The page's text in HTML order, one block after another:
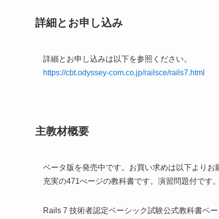
詳細とお申し込み
詳細とお申し込みは以下を参照ください。
https://cbt.odyssey-com.co.jp/railsce/rails7.html
主教材概要
ベータ版を発売中です。お買い求めは以下よりお
充実の471ぺージの教科書です。演習問題付です。
Rails 7 技術者認定ベーシック試験公式教科書ベー